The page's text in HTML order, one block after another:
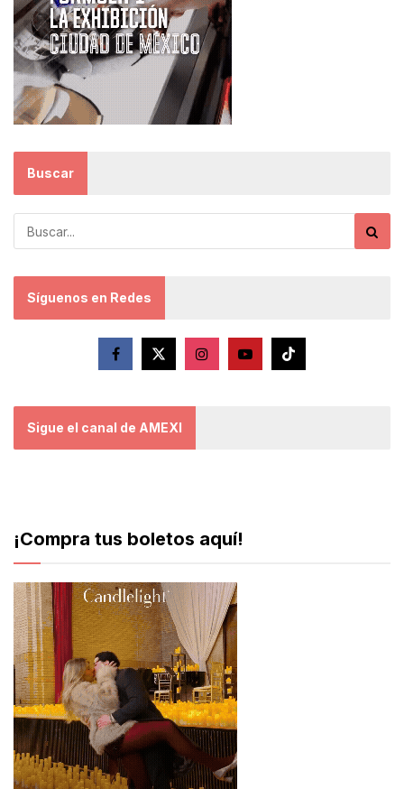
Buscar
Síguenos en Redes
Sigue el canal de AMEXI
¡Compra tus boletos aquí!